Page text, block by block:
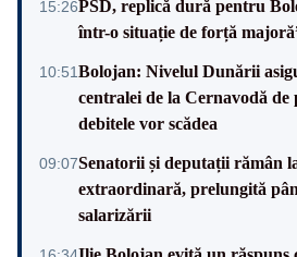
15:26PSD, replică dură pentru
într-o situație de forță
10:51Bolojan: Nivelul Dunării
centralei de la Cernavodă de
debitele vor scădea
09:07Senatorii și deputații rămân
extraordinară, prelungită
salarizării